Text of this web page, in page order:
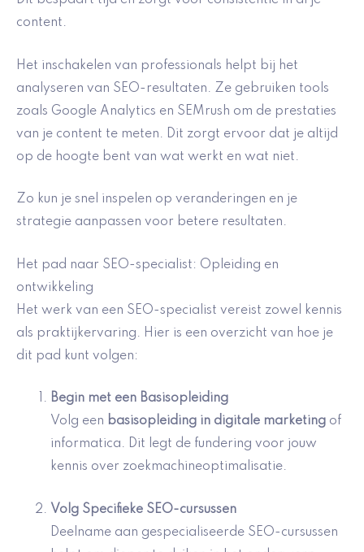
content.
Het inschakelen van professionals helpt bij het
analyseren van SEO-resultaten. Ze gebruiken tools
zoals Google Analytics en SEMrush om de prestaties
van je content te meten. Dit zorgt ervoor dat je altijd
op de hoogte bent van wat werkt en wat niet.
Zo kun je snel inspelen op veranderingen en je
strategie aanpassen voor betere resultaten.
Het pad naar SEO-specialist: Opleiding en
ontwikkeling
Het werk van een SEO-specialist vereist zowel kennis
als praktijkervaring. Hier is een overzicht van hoe je
dit pad kunt volgen:
Begin met een Basisopleiding
Volg een basisopleiding in digitale marketing of
informatica. Dit legt de fundering voor jouw
kennis over zoekmachineoptimalisatie.
Volg Specifieke SEO-cursussen
Deelname aan gespecialiseerde SEO-cursussen